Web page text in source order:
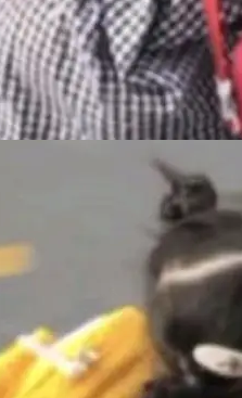
日下午 5:53
发了封邮
合调查前苹
功能——你写
。一句话让
温馨提示：
HUAWEI M
6.1.0.135S
：设置 > 搜
今天正式发
新一代音视频
一个特殊之
这个名字，
）。 对于
字并不陌
离世十周
版本的名
国传媒大学
事视频、音
1215
告显示，AI
时报》报道
信息与商品
处理任
，实际支出
的是，该项目
持续运行长
察觉异常。这
的采访里
竞赛，而
在今年底或
水平。 Dela
作。中国的
里加速迭代，
扩展系
多软件工程师
程序？答案几
的程序写程